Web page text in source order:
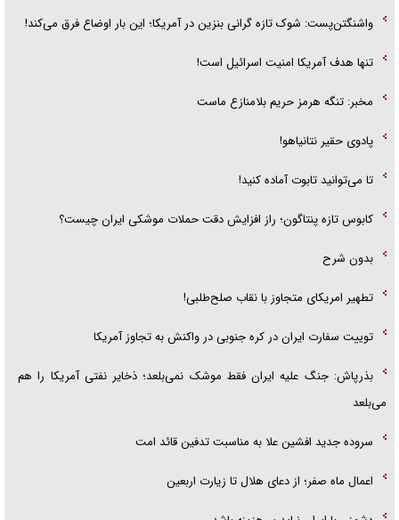
واشنگتن‌پست: شوک تازه گرانی بنزین در آمریکا؛ این بار اوضاع فرق می‌کند!
تنها هدف آمریکا امنیت اسرائیل است!
مخبر: تنگه هرمز حریم بلامنازع ماست
پادوی حقیر نتانیاهو!
تا می‌توانید تابوت آماده کنید!
کابوس تازه پنتاگون؛ راز افزایش دقت حملات موشکی ایران چیست؟
بدون شرح
تطهیر امریکای متجاوز با نقاب صلح‌طلبی!
توییت سفارت ایران در کره جنوبی در واکنش به تجاوز آمریکا
بذرپاش: ‏جنگ علیه ایران فقط موشک نمی‌بلعد؛ ذخایر نفتی آمریکا را هم
می‌بلعد
سروده جدید افشین علا به مناسبت تدفین قائد امت
اعمال ماه صفر؛ از دعای هلال تا زیارت اربعین